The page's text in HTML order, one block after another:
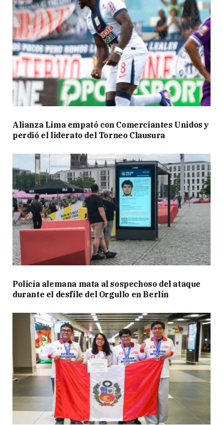
Alianza Lima empató con Comerciantes Unidos y
perdió el liderato del Torneo Clausura
Policía alemana mata al sospechoso del ataque
durante el desfile del Orgullo en Berlín